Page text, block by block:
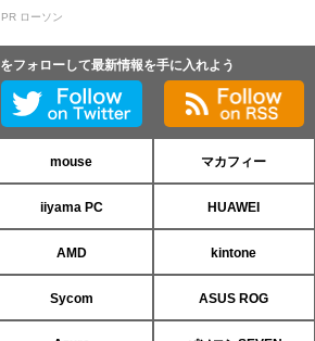
PR ローソン
フォローして最新情報を手に入れよう
mouse マカフィー
iiyama PC HUAWEI
AMD kintone
Sycom ASUS ROG